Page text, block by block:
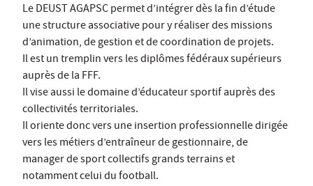
Le DEUST AGAPSC permet d’intégrer dès la fin d’étude
une structure associative pour y réaliser des missions
d’animation, de gestion et de coordination de projets.
Il est un tremplin vers les diplômes fédéraux supérieurs
auprès de la FFF.
Il vise aussi le domaine d’éducateur sportif auprès des
collectivités territoriales.
Il oriente donc vers une insertion professionnelle dirigée
vers les métiers d’entraîneur de gestionnaire, de
manager de sport collectifs grands terrains et
notamment celui du football.